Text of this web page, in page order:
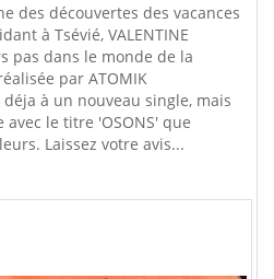
des découvertes des vacances
à Tsévié, VALENTINE
pas dans le monde de la
par ATOMIK
déja à un nouveau single, mais
le titre 'OSONS' que
Laissez votre avis...